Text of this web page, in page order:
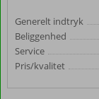
Generelt indtryk
Beliggenhed
Service
Pris/kvalitet